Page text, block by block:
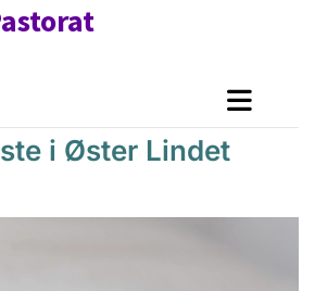
i Øster Lindet